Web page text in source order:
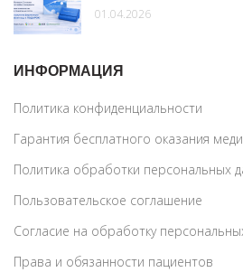
01.04.2026
ИНФОРМАЦИЯ
Политика конфиденциальности
Гарантия бесплатного оказания
Политика обработки персональных
Пользовательское соглашение
Согласие на обработку
Права и обязанности пациентов